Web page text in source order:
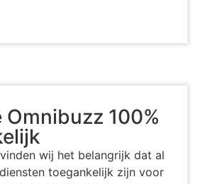
Omnibuzz 100%
wij het belangrijk dat al
toegankelijk zijn voor